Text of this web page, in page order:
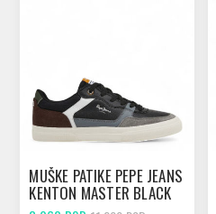
MUŠKE PATIKE PEPE JEANS
KENTON MASTER BLACK